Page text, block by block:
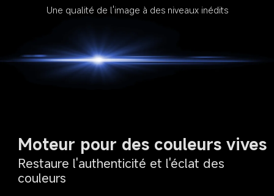
Une qualité de l'image à des niveaux inédits
Moteur pour des couleurs vives
Restaure l'authenticité et l'éclat des
couleurs